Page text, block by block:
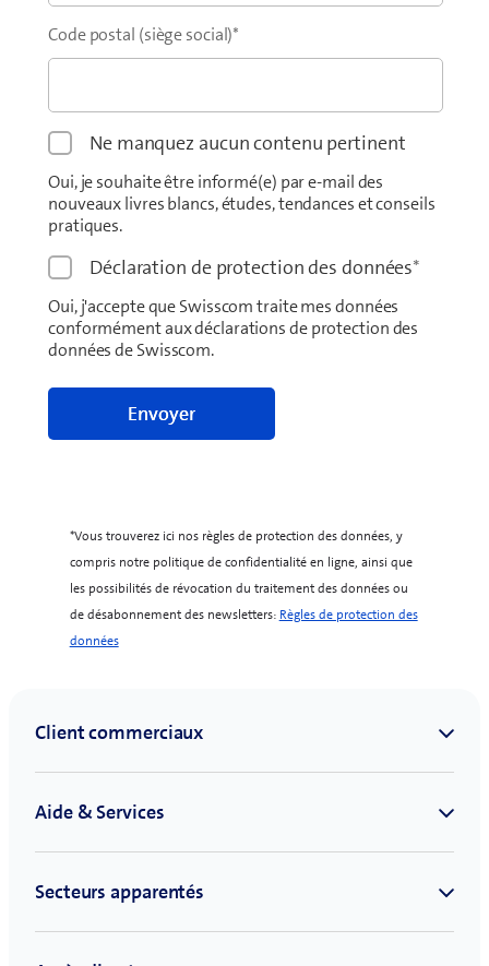
Code postal (siège social)*
Ne manquez aucun contenu pertinent
Oui, je souhaite être informé(e) par e-mail des
nouveaux livres blancs, études, tendances et conseils
pratiques.
Déclaration de protection des données*
Oui, j'accepte que Swisscom traite mes données
conformément aux déclarations de protection des
données de Swisscom.
*Vous trouverez ici nos règles de protection des données, y
compris notre politique de confidentialité en ligne, ainsi que
les possibilités de révocation du traitement des données ou
de désabonnement des newsletters: Règles de protection des
données(
n
s
n
n
w
t